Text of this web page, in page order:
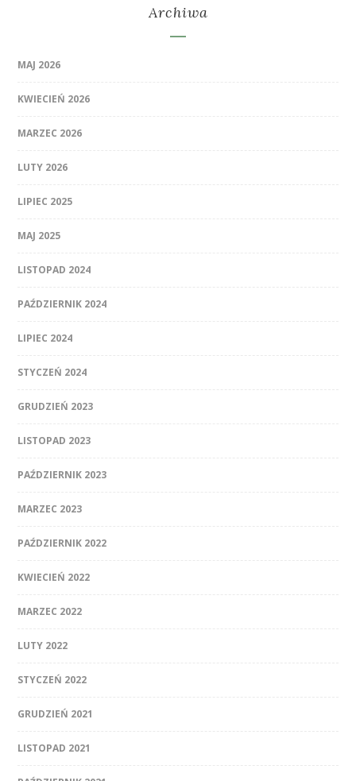
Archiwa
MAJ 2026
KWIECIEŃ 2026
MARZEC 2026
LUTY 2026
LIPIEC 2025
MAJ 2025
LISTOPAD 2024
PAŹDZIERNIK 2024
LIPIEC 2024
STYCZEŃ 2024
GRUDZIEŃ 2023
LISTOPAD 2023
PAŹDZIERNIK 2023
MARZEC 2023
PAŹDZIERNIK 2022
KWIECIEŃ 2022
MARZEC 2022
LUTY 2022
STYCZEŃ 2022
GRUDZIEŃ 2021
LISTOPAD 2021